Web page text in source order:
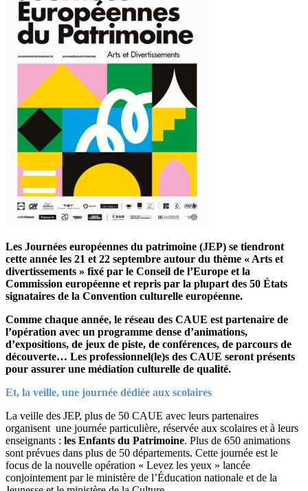
Les Journées européennes du patrimoine (JEP) se tiendront
cette année les 21 et 22 septembre autour du thème « Arts et
divertissements » fixé par le Conseil de l’Europe et la
Commission européenne et repris par la plupart des 50 États
signataires de la Convention culturelle européenne.
Comme chaque année, le réseau des CAUE est partenaire de
l’opération avec un programme dense d’animations,
d’expositions, de jeux de piste, de conférences, de parcours de
découverte… Les professionnel(le)s des CAUE seront présents
pour assurer une médiation culturelle de qualité.
Et, la veille, une journée dédiée aux scolaires
La veille des JEP, plus de 50 CAUE avec leurs partenaires
organisent une journée particulière, réservée aux scolaires et à leurs
enseignants : les Enfants du Patrimoine. Plus de 650 animations
sont prévues dans plus de 50 départements. Cette journée est le
focus de la nouvelle opération « Levez les yeux » lancée
conjointement par le ministère de l’Éducation nationale et de la